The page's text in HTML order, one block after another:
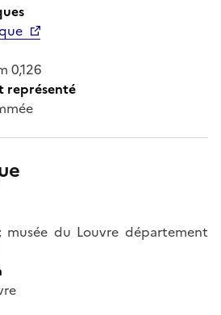
0,126
représenté
du Louvre département